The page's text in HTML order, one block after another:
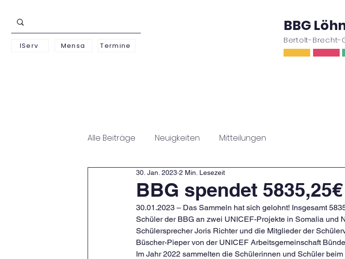
IServ Mensa Termine
BBG
Bertolt-Brecht-
Alle Beiträge Neuigkeiten Mitteilungen
BBG spendet
30. Jan. 2023 2 Min. Lesezeit
30.01.2023 – Das Sammeln hat sich gelohnt! Insgesamt
Schüler der BBG an zwei UNICEF-Projekte in Somalia und
Schülersprecher Joris Richter und die Mitglieder der
Büscher-Pieper von der UNICEF Arbeitsgemeinschaft
Im Jahr 2022 sammelten die Schülerinnen und Schüler